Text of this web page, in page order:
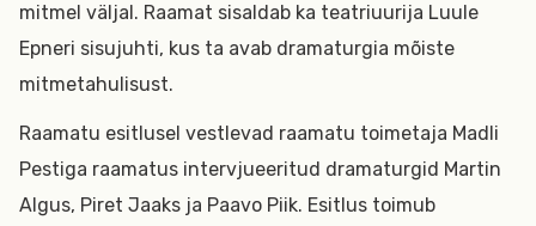
mitmel väljal. Raamat sisaldab ka teatriuurija Luule
Epneri sisujuhti, kus ta avab dramaturgia mõiste
mitmetahulisust.
Raamatu esitlusel vestlevad raamatu toimetaja Madli
Pestiga raamatus intervjueeritud dramaturgid Martin
Algus, Piret Jaaks ja Paavo Piik. Esitlus toimub